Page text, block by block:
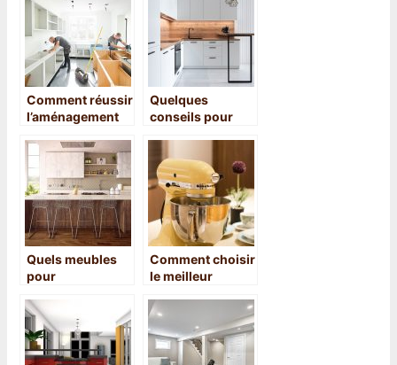
Comment réussir
l’aménagement
Quelques
conseils pour
rénovation de la
cuisine
Quels meubles
pour
d’une cuisine ?
Comment choisir
le meilleur
plongeant